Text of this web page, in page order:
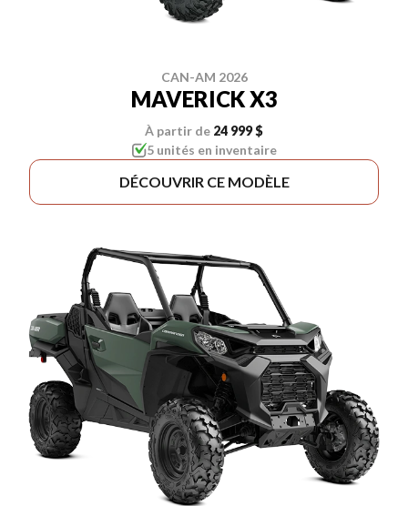
CAN-AM 2026
MAVERICK X3
À partir de 24 999 $
5 unités en inventaire
DÉCOUVRIR CE MODÈLE